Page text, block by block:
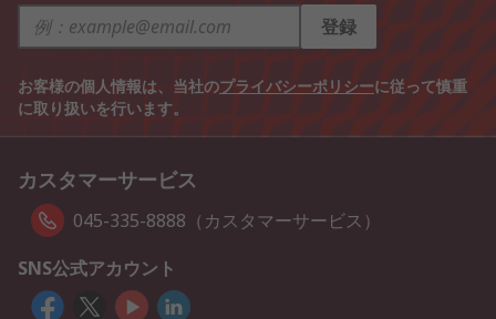
登録
お客様の個人情報は、当社のプライバシーポリシーに従って慎重
に取り扱いを行います。
カスタマーサービス
045-335-8888（カスタマーサービス）
SNS公式アカウント